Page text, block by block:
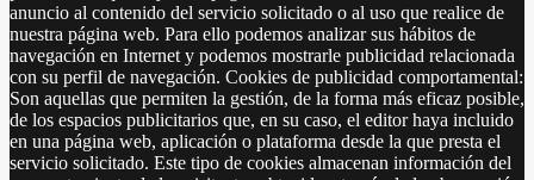
anuncio al contenido del servicio solicitado o al uso que realice de
nuestra página web. Para ello podemos analizar sus hábitos de
navegación en Internet y podemos mostrarle publicidad relacionada
con su perfil de navegación. Cookies de publicidad comportamental:
Son aquellas que permiten la gestión, de la forma más eficaz posible,
de los espacios publicitarios que, en su caso, el editor haya incluido
en una página web, aplicación o plataforma desde la que presta el
servicio solicitado. Este tipo de cookies almacenan información del